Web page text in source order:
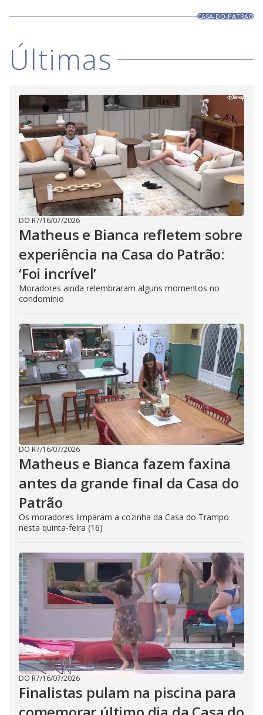
CASA-DO-PATRAO
Últimas
DO R7/16/07/2026
Matheus e Bianca refletem sobre
experiência na Casa do Patrão:
‘Foi incrível’
Moradores ainda relembraram alguns momentos no
condomínio
DO R7/16/07/2026
Matheus e Bianca fazem faxina
antes da grande final da Casa do
Patrão
Os moradores limparam a cozinha da Casa do Trampo
nesta quinta-feira (16)
DO R7/16/07/2026
Finalistas pulam na piscina para